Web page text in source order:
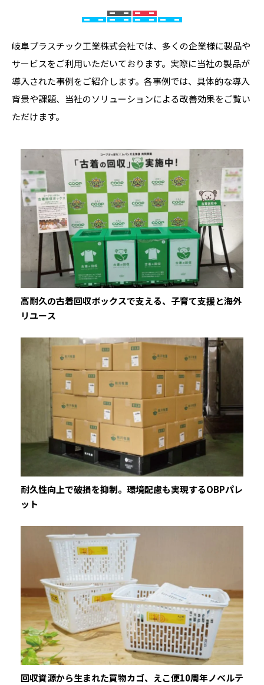
岐阜プラスチック工業株式会社では、多くの企業様に製品や
サービスをご利用いただいております。実際に当社の製品が
導入された事例をご紹介します。各事例では、具体的な導入
背景や課題、当社のソリューションによる改善効果をご覧い
ただけます。
高耐久の古着回収ボックスで支える、子育て支援と海外
リユース
耐久性向上で破損を抑制。環境配慮も実現するOBPパレ
ット
回収資源から生まれた買物カゴ、えこ便10周年ノベルテ